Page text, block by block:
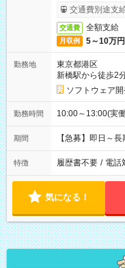
交通費別途支
交通費 全額支給
月収例 5～10万円
勤務地
東京都港区
新橋駅から徒歩2
ソフトウェア開
勤務時間 10:00～13:00(
期間 【急募】即日～
特徴 履歴書不要 / 電話
気になる！